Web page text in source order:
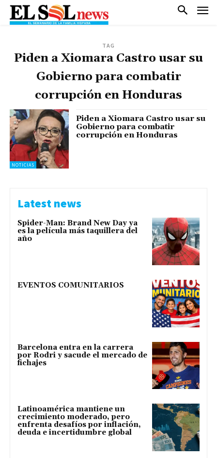
TAG
Piden a Xiomara Castro usar su
Gobierno para combatir
corrupción en Honduras
NOTICIAS
Piden a Xiomara Castro usar su
Gobierno para combatir
corrupción en Honduras
Latest news
Spider-Man: Brand New Day ya
es la película más taquillera del
año
EVENTOS COMUNITARIOS
Barcelona entra en la carrera
por Rodri y sacude el mercado de
fichajes
Latinoamérica mantiene un
crecimiento moderado, pero
enfrenta desafíos por inflación,
deuda e incertidumbre global